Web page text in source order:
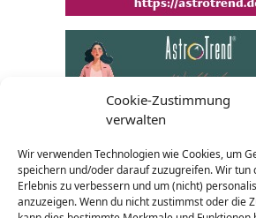
Cookie-Zustimmung
verwalten
Wir verwenden Technologien wie Cookies, um
speichern und/oder darauf zuzugreifen. Wir tun
Erlebnis zu verbessern und um (nicht)
anzuzeigen. Wenn du nicht zustimmst oder die